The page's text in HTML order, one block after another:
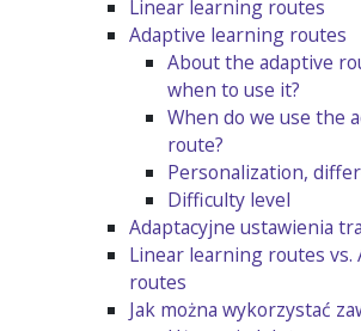
Linear learning routes
Adaptive learning routes
About the adaptive
when to use it?
When do we use the
route?
Personalization,
Difficulty level
Adaptacyjne ustawienia
Linear learning routes
routes
Jak można wykorzystać